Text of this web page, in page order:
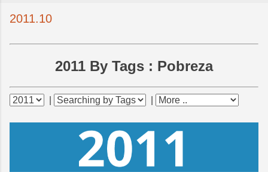
2011.10
2011 By Tags : Pobreza